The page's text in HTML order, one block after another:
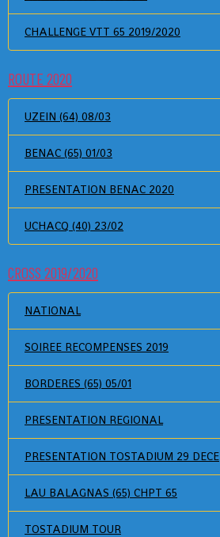
CHALLENGE VTT 65 2019/2020
ROUTE 2020
UZEIN (64) 08/03
BENAC (65) 01/03
PRESENTATION BENAC 2020
UCHACQ (40) 23/02
CROSS 2019/2020
NATIONAL
SOIREE RECOMPENSES 2019
BORDERES (65) 05/01
PRESENTATION REGIONAL
PRESENTATION TOSTADIUM 29 DECE
LAU BALAGNAS (65) CHPT 65
TOSTADIUM TOUR